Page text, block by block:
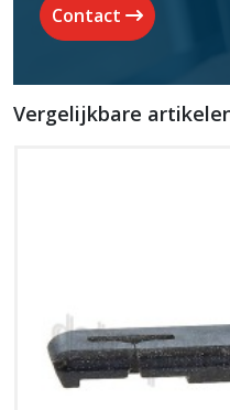
Contact
Vergelijkbare